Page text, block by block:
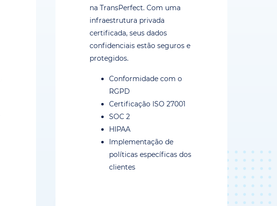
na TransPerfect. Com uma
infraestrutura privada
certificada, seus dados
confidenciais estão seguros e
protegidos.
Conformidade com o
RGPD
Certificação ISO 27001
SOC 2
HIPAA
Implementação de
políticas específicas dos
clientes